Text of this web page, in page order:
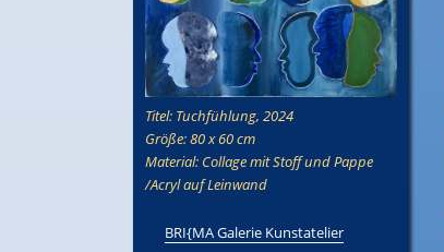
Titel: Tuchfühlung, 2024
Größe: 80 x 60 cm
Material: Collage mit Stoff und Pappe
/Acryl auf Leinwand
BRI{MA Galerie Kunstatelier